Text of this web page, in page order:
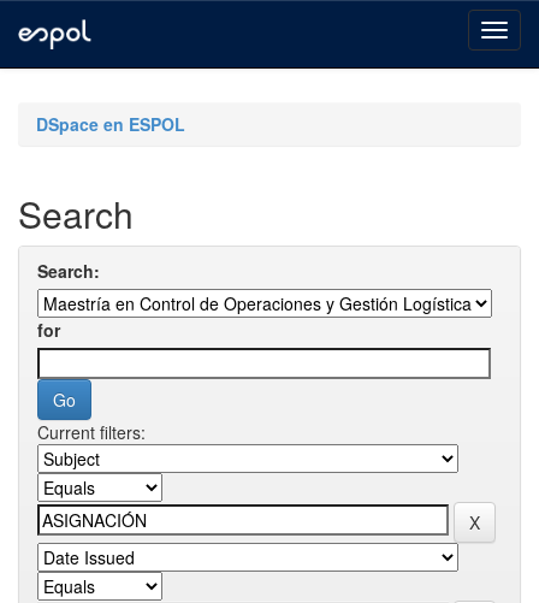
navigationDSpace en ESPOL
Search
Search:
for
Current filters: